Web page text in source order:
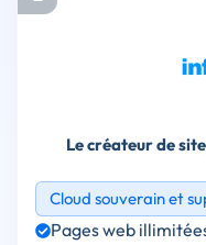
Le créateur de
Cloud souverain et
Pages web